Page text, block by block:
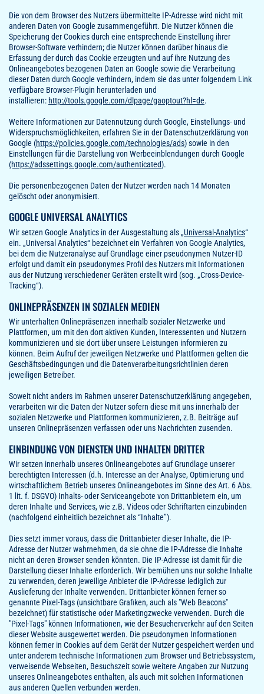
Die von dem Browser des Nutzers übermittelte IP-Adresse wird nicht mit
anderen Daten von Google zusammengeführt. Die Nutzer können die
Speicherung der Cookies durch eine entsprechende Einstellung ihrer
Browser-Software verhindern; die Nutzer können darüber hinaus die
Erfassung der durch das Cookie erzeugten und auf ihre Nutzung des
Onlineangebotes bezogenen Daten an Google sowie die Verarbeitung
dieser Daten durch Google verhindern, indem sie das unter folgendem Link
verfügbare Browser-Plugin herunterladen und
installieren: http://tools.google.com/dlpage/gaoptout?hl=de.
Weitere Informationen zur Datennutzung durch Google, Einstellungs- und
Widerspruchsmöglichkeiten, erfahren Sie in der Datenschutzerklärung von
Google (https://policies.google.com/technologies/ads) sowie in den
Einstellungen für die Darstellung von Werbeeinblendungen durch Google
(https://adssettings.google.com/authenticated).
Die personenbezogenen Daten der Nutzer werden nach 14 Monaten
gelöscht oder anonymisiert.
GOOGLE UNIVERSAL ANALYTICS
Wir setzen Google Analytics in der Ausgestaltung als „Universal-Analytics“
ein. „Universal Analytics“ bezeichnet ein Verfahren von Google Analytics,
bei dem die Nutzeranalyse auf Grundlage einer pseudonymen Nutzer-ID
erfolgt und damit ein pseudonymes Profil des Nutzers mit Informationen
aus der Nutzung verschiedener Geräten erstellt wird (sog. „Cross-Device-
Tracking“).
ONLINEPRÄSENZEN IN SOZIALEN MEDIEN
Wir unterhalten Onlinepräsenzen innerhalb sozialer Netzwerke und
Plattformen, um mit den dort aktiven Kunden, Interessenten und Nutzern
kommunizieren und sie dort über unsere Leistungen informieren zu
können. Beim Aufruf der jeweiligen Netzwerke und Plattformen gelten die
Geschäftsbedingungen und die Datenverarbeitungsrichtlinien deren
jeweiligen Betreiber.
Soweit nicht anders im Rahmen unserer Datenschutzerklärung angegeben,
verarbeiten wir die Daten der Nutzer sofern diese mit uns innerhalb der
sozialen Netzwerke und Plattformen kommunizieren, z.B. Beiträge auf
unseren Onlinepräsenzen verfassen oder uns Nachrichten zusenden.
EINBINDUNG VON DIENSTEN UND INHALTEN DRITTER
Wir setzen innerhalb unseres Onlineangebotes auf Grundlage unserer
berechtigten Interessen (d.h. Interesse an der Analyse, Optimierung und
wirtschaftlichem Betrieb unseres Onlineangebotes im Sinne des Art. 6 Abs.
1 lit. f. DSGVO) Inhalts- oder Serviceangebote von Drittanbietern ein, um
deren Inhalte und Services, wie z.B. Videos oder Schriftarten einzubinden
(nachfolgend einheitlich bezeichnet als “Inhalte”).
Dies setzt immer voraus, dass die Drittanbieter dieser Inhalte, die IP-
Adresse der Nutzer wahrnehmen, da sie ohne die IP-Adresse die Inhalte
nicht an deren Browser senden könnten. Die IP-Adresse ist damit für die
Darstellung dieser Inhalte erforderlich. Wir bemühen uns nur solche Inhalte
zu verwenden, deren jeweilige Anbieter die IP-Adresse lediglich zur
Auslieferung der Inhalte verwenden. Drittanbieter können ferner so
genannte Pixel-Tags (unsichtbare Grafiken, auch als "Web Beacons"
bezeichnet) für statistische oder Marketingzwecke verwenden. Durch die
"Pixel-Tags" können Informationen, wie der Besucherverkehr auf den Seiten
dieser Website ausgewertet werden. Die pseudonymen Informationen
können ferner in Cookies auf dem Gerät der Nutzer gespeichert werden und
unter anderem technische Informationen zum Browser und Betriebssystem,
verweisende Webseiten, Besuchszeit sowie weitere Angaben zur Nutzung
unseres Onlineangebotes enthalten, als auch mit solchen Informationen
aus anderen Quellen verbunden werden.